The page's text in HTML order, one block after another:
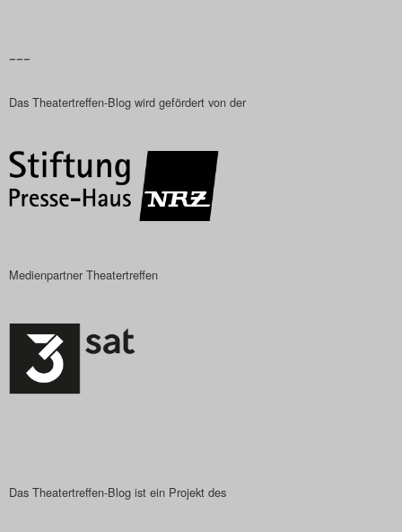
–––
Das Theatertreffen-Blog wird gefördert von der
Medienpartner Theatertreffen
Das Theatertreffen-Blog ist ein Projekt des